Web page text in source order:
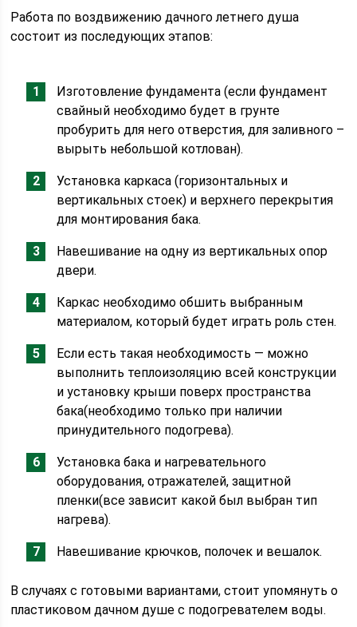
Работа по воздвижению дачного летнего душа
состоит из последующих этапов:
Изготовление фундамента (если фундамент
свайный необходимо будет в грунте
пробурить для него отверстия, для заливного –
вырыть небольшой котлован).
Установка каркаса (горизонтальных и
вертикальных стоек) и верхнего перекрытия
для монтирования бака.
Навешивание на одну из вертикальных опор
двери.
Каркас необходимо обшить выбранным
материалом, который будет играть роль стен.
Если есть такая необходимость — можно
выполнить теплоизоляцию всей конструкции
и установку крыши поверх пространства
бака(необходимо только при наличии
принудительного подогрева).
Установка бака и нагревательного
оборудования, отражателей, защитной
пленки(все зависит какой был выбран тип
нагрева).
Навешивание крючков, полочек и вешалок.
В случаях с готовыми вариантами, стоит упомянуть о
пластиковом дачном душе с подогревателем воды.